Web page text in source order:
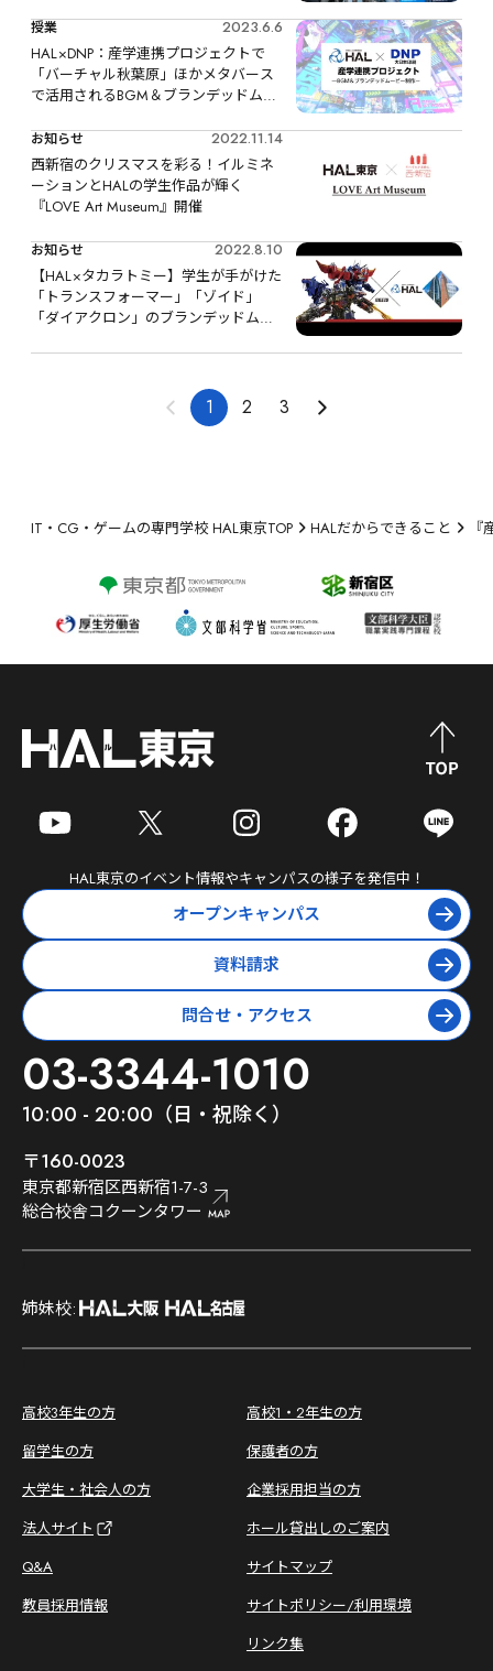
授業
2023.6.6
HAL×DNP：産学連携プロジェクトで
「バーチャル秋葉原」ほかメタバース
で活用されるBGM＆ブランデッドムー
お知らせ
2022.11.14
西新宿のクリスマスを彩る！イルミネ
ーションとHALの学生作品が輝く
『LOVE Art Museum』開催
お知らせ
2022.8.10
【HAL×タカラトミー】学生が手がけた
「トランスフォーマー」「ゾイド」
「ダイアクロン」のブランデッドムー
1 2 3
IT・CG・ゲームの専門学校 HAL東京TOP HALだからできること
HAL東京のイベント情報やキャンパスの様子を発信中！
オープンキャンパス
資料請求
問合せ・アクセス
03-3344-1010
10:00 - 20:00（日・祝除く）
〒160-0023
東京都新宿区西新宿1-7-3
総合校舎コクーンタワー
;
姉妹校:
;
高校3年生の方
高校1・2年生の方
留学生の方
保護者の方
大学生・社会人の方
企業採用担当の方
法人サイト
ホール貸出しのご案内
Q&A
サイトマップ
教員採用情報
サイトポリシー/利用環境
リンク集